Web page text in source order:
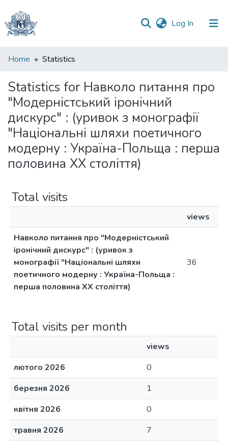
Log In (current)
Communities
Collections
All of DSpace
Home Statistics
Statistics for Навколо питання про
"Модерністський іронічний
дискурс" : (уривок з монографії
"Національні шляхи поетичного
модерну : Україна-Польща : перша
половина ХХ століття)
Total visits
views
Навколо питання про "Модерністський
іронічний дискурс" : (уривок з
монографії "Національні шляхи
поетичного модерну : Україна-Польща :
перша половина ХХ століття)
36
Total visits per month
views
лютого 2026
0
березня 2026
1
квітня 2026
0
травня 2026
7